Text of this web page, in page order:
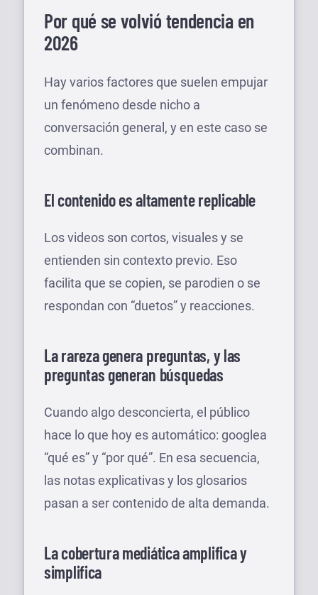
Por qué se volvió tendencia en
2026
Hay varios factores que suelen empujar
un fenómeno desde nicho a
conversación general, y en este caso se
combinan.
El contenido es altamente replicable
Los videos son cortos, visuales y se
entienden sin contexto previo. Eso
facilita que se copien, se parodien o se
respondan con “duetos” y reacciones.
La rareza genera preguntas, y las
preguntas generan búsquedas
Cuando algo desconcierta, el público
hace lo que hoy es automático: googlea
“qué es” y “por qué”. En esa secuencia,
las notas explicativas y los glosarios
pasan a ser contenido de alta demanda.
La cobertura mediática amplifica y
simplifica